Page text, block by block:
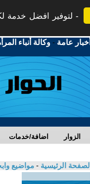
لتوفير افضل خدمة
أخبار عامة -وكالة أنباء
اضافة/خدمات الزوار
الصفحة الرئيسية - مواضيع